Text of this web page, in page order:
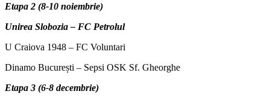
Etapa 2 (8-10 noiembrie)
Unirea Slobozia – FC Petrolul
U Craiova 1948 – FC Voluntari
Dinamo București – Sepsi OSK Sf. Gheorghe
Etapa 3 (6-8 decembrie)